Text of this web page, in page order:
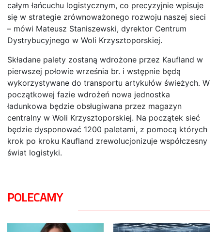
całym łańcuchu logistycznym, co precyzyjnie wpisuje
się w strategie zrównoważonego rozwoju naszej sieci
– mówi Mateusz Staniszewski, dyrektor Centrum
Dystrybucyjnego w Woli Krzysztoporskiej.
Składane palety zostaną wdrożone przez Kaufland w
pierwszej połowie września br. i wstępnie będą
wykorzystywane do transportu artykułów świeżych. W
początkowej fazie wdrożeń nowa jednostka
ładunkowa będzie obsługiwana przez magazyn
centralny w Woli Krzysztoporskiej. Na początek sieć
będzie dysponować 1200 paletami, z pomocą których
krok po kroku Kaufland zrewolucjonizuje współczesny
świat logistyki.
POLECAMY